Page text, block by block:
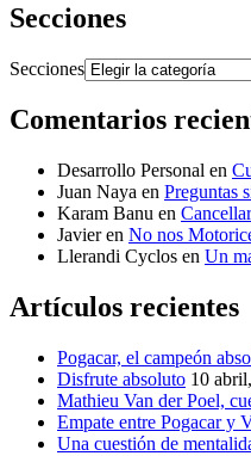
Secciones
Secciones
Comentarios
Desarrollo Personal en
Juan Naya en Preguntas
Karam Banu en
Javieren No nos
Llerandi Cyclos en Un
Artículos recientes
Pogacar, el campeón
Disfrute absoluto 10
Mathieu Van der Poel,
Empate entre Pogacar y
Una cuestión de